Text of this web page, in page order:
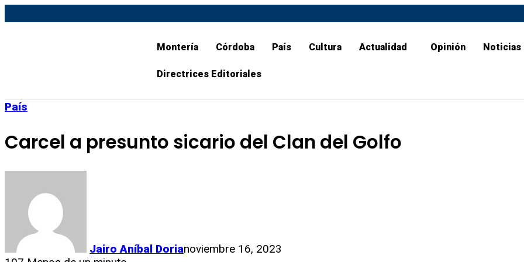
Montería Córdoba País Cultura Actualidad Opinión Noticias
Directrices Editoriales
País
Carcel a presunto sicario del Clan del Golfo
Jairo Aníbal Dorianoviembre 16, 2023